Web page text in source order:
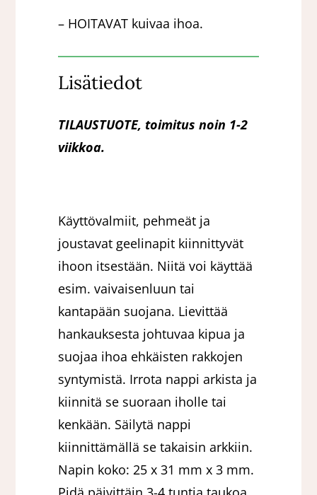
– HOITAVAT kuivaa ihoa.
Lisätiedot
TILAUSTUOTE, toimitus noin 1-2
viikkoa.
Käyttövalmiit, pehmeät ja
joustavat geelinapit kiinnittyvät
ihoon itsestään. Niitä voi käyttää
esim. vaivaisenluun tai
kantapään suojana. Lievittää
hankauksesta johtuvaa kipua ja
suojaa ihoa ehkäisten rakkojen
syntymistä. Irrota nappi arkista ja
kiinnitä se suoraan iholle tai
kenkään. Säilytä nappi
kiinnittämällä se takaisin arkkiin.
Napin koko: 25 x 31 mm x 3 mm.